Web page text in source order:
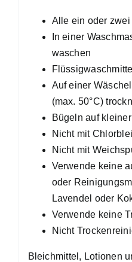
Alle ein oder
In einer
waschen
Auf einer
(max. 50°C)
Bügeln auf
Nicht mit
Nicht mit
Verwende keine
oder
Lavendel oder
Verwende keine
Nicht
Bleichmittel, Lotionen